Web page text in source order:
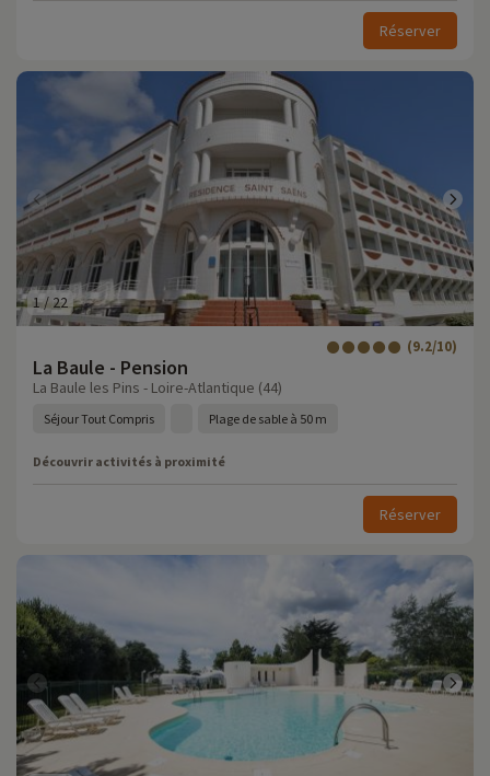
Réserver
1/22
La Baule - Pension
(9.2/10)
La Baule les Pins - Loire-Atlantique (44)
Séjour Tout Compris Plage de sable à 50 m
Découvrir activités à proximité
Réserver